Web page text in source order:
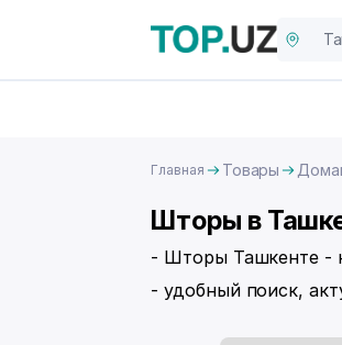
Главная Товары
Шторы в
- Шторы Ташкенте -
- удобный поиск,